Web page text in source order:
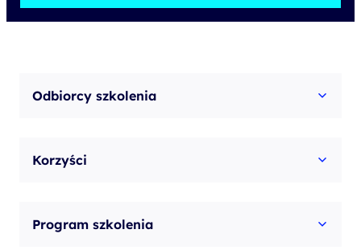
in
Odbiorcy szkolenia
Korzyści
Program szkolenia